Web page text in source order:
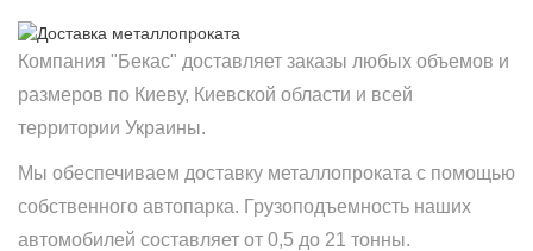
Компания "Бекас" доставляет заказы любых объемов и
размеров по Киеву, Киевской области и всей
территории Украины.
Мы обеспечиваем доставку металлопроката с помощью
собственного автопарка. Грузоподъемность наших
автомобилей составляет от 0,5 до 21 тонны.